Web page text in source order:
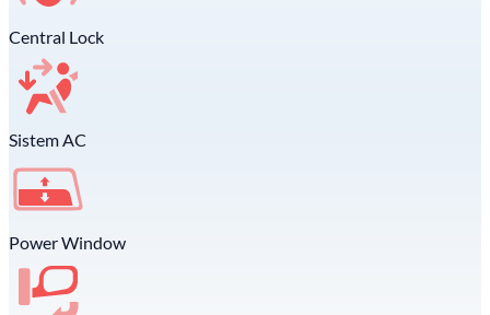
Central Lock
Sistem AC
Power Window